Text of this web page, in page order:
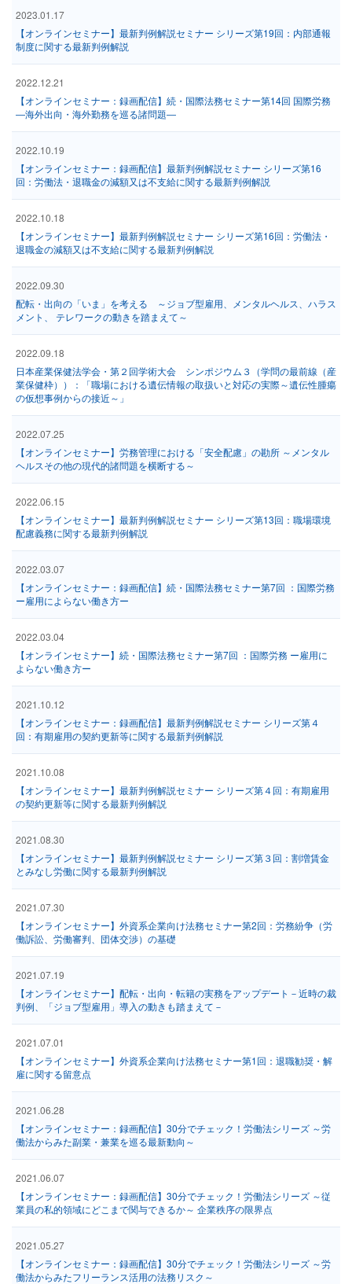
2023.01.17
【オンラインセミナー】最新判例解説セミナー シリーズ第19回：内部通報
制度に関する最新判例解説
2022.12.21
【オンラインセミナー：録画配信】続・国際法務セミナー第14回 国際労務
―海外出向・海外勤務を巡る諸問題―
2022.10.19
【オンラインセミナー：録画配信】最新判例解説セミナー シリーズ第16
回：労働法・退職金の減額又は不支給に関する最新判例解説
2022.10.18
【オンラインセミナー】最新判例解説セミナー シリーズ第16回：労働法・
退職金の減額又は不支給に関する最新判例解説
2022.09.30
配転・出向の「いま」を考える ～ジョブ型雇用、メンタルヘルス、ハラス
メント、 テレワークの動きを踏まえて～
2022.09.18
日本産業保健法学会・第２回学術大会 シンポジウム３（学問の最前線（産
業保健枠））：「職場における遺伝情報の取扱いと対応の実際～遺伝性腫瘍
の仮想事例からの接近～」
2022.07.25
【オンラインセミナー】労務管理における「安全配慮」の勘所 ～メンタル
ヘルスその他の現代的諸問題を横断する～
2022.06.15
【オンラインセミナー】最新判例解説セミナー シリーズ第13回：職場環境
配慮義務に関する最新判例解説
2022.03.07
【オンラインセミナー：録画配信】続・国際法務セミナー第7回 ：国際労務
ー雇用によらない働き方ー
2022.03.04
【オンラインセミナー】続・国際法務セミナー第7回 ：国際労務 ー雇用に
よらない働き方ー
2021.10.12
【オンラインセミナー：録画配信】最新判例解説セミナー シリーズ第４
回：有期雇用の契約更新等に関する最新判例解説
2021.10.08
【オンラインセミナー】最新判例解説セミナー シリーズ第４回：有期雇用
の契約更新等に関する最新判例解説
2021.08.30
【オンラインセミナー】最新判例解説セミナー シリーズ第３回：割増賃金
とみなし労働に関する最新判例解説
2021.07.30
【オンラインセミナー】外資系企業向け法務セミナー第2回：労務紛争（労
働訴訟、労働審判、団体交渉）の基礎
2021.07.19
【オンラインセミナー】配転・出向・転籍の実務をアップデート－近時の裁
判例、「ジョブ型雇用」導入の動きも踏まえて－
2021.07.01
【オンラインセミナー】外資系企業向け法務セミナー第1回：退職勧奨・解
雇に関する留意点
2021.06.28
【オンラインセミナー：録画配信】30分でチェック！労働法シリーズ ～労
働法からみた副業・兼業を巡る最新動向～
2021.06.07
【オンラインセミナー：録画配信】30分でチェック！労働法シリーズ ～従
業員の私的領域にどこまで関与できるか～ 企業秩序の限界点
2021.05.27
【オンラインセミナー：録画配信】30分でチェック！労働法シリーズ ～労
働法からみたフリーランス活用の法務リスク～